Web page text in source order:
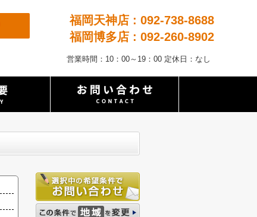
福岡天神店 : 092-738-8688
福岡博多店 : 092-260-8902
営業時間：10：00～19：00 定休日：なし